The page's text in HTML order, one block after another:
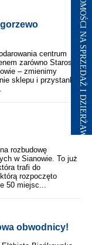
centrum
zarówno Starosty
– zmienimy
sklepu i przystanku
rozbudowę
w Sianowie. To już
trafi do
rozpoczęto
50 miejsc...
obwodnicy!